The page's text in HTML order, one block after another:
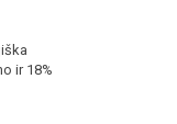
ir 18%